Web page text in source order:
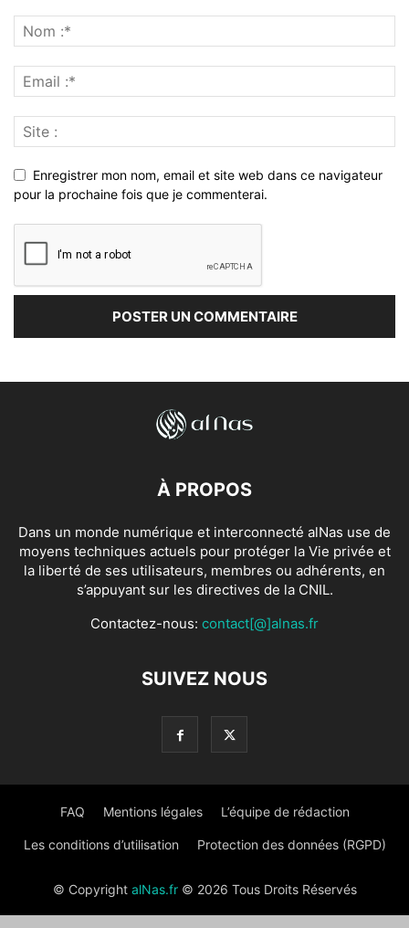
Enregistrer mon nom, email et site web dans ce navigateur
pour la prochaine fois que je commenterai.
À PROPOS
Dans un monde numérique et interconnecté alNas use de
moyens techniques actuels pour protéger la Vie privée et
la liberté de ses utilisateurs, membres ou adhérents, en
s’appuyant sur les directives de la CNIL.
Contactez-nous: contact[@]alnas.fr
SUIVEZ NOUS
FAQ Mentions légales L’équipe de rédaction
Les conditions d’utilisation Protection des données (RGPD)
© Copyright alNas.fr© 2026 Tous Droits Réservés